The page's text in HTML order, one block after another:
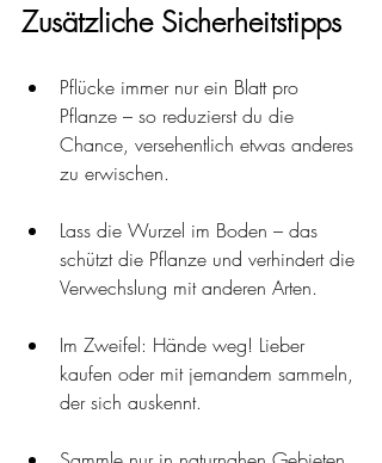
Zusätzliche Sicherheitstipps
Pflücke immer nur ein Blatt pro
Pflanze – so reduzierst du die
Chance, versehentlich etwas anderes
zu erwischen.
Lass die Wurzel im Boden – das
schützt die Pflanze und verhindert die
Verwechslung mit anderen Arten.
Im Zweifel: Hände weg! Lieber
kaufen oder mit jemandem sammeln,
der sich auskennt.